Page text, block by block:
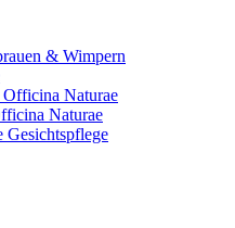
& Wimpern
Naturae
Naturae
Gesichtspflege